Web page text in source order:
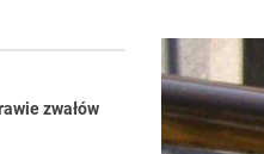
Dębieńsko – woda nieprzydatna
zwałów